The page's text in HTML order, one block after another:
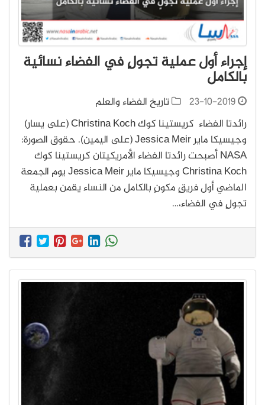
إجراء أول عملية تجولٍ في الفضاء نسائية
بالكامل
23-10-2019
تاريخ الفضاء والعلم
رائدتا الفضاء كريستينا كوك Christina Koch (على يسار)
وجيسيكا ماير Jessica Meir (على اليمين). حقوق الصورة:
NASA أصبحت رائدتا الفضاء الأمريكيتان كريستينا كوك
Christina Koch وجيسيكا ماير Jessica Meir يوم الجمعة
الماضي أول فريقٍ مكونٍ بالكامل من النساء يقمن بعملية
تجولٍ في الفضاء،…